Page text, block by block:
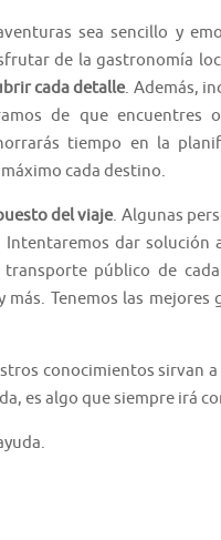
sea sencillo y
de la gastronomía
cada detalle. Además,
de que encuentres
tiempo en la
cada destino.
del viaje. Algunas
dar solución
público de
Tenemos las
conocimientos sirvan
es algo que siempre irá